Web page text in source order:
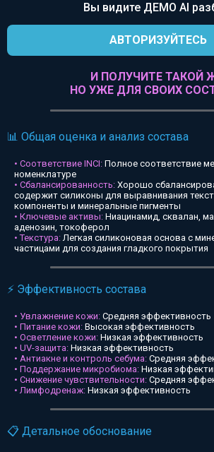
Вы видите ДЕМО AI
АВТОРИЗУЙТЕСЬ
И ПОЛУЧИТЕ ТАКОЙ
НО УЖЕ ДЛЯ СВОИХ
📊 Общая оценка и анализ состава
• Соответствие INCI: Полное соответствие
номенклатуре
• Сбалансированность: Хорошо
содержит силиконы для выравнивания
компоненты и минеральные пигменты
• Ключевые активы: Ниацинамид, сквалан,
аденозин, токоферол
• Текстура:Легкая силиконовая основа с
частицами для создания гладкого покрытия
⚡ Эффективность состава
• Увлажнение кожи: Средняя эффективность
• Питание кожи: Высокая эффективность
• Осветление кожи: Низкая эффективность
• UV-защита: Низкая эффективность
• Антиакне и контроль себума: Средняя
• Поддержание микробиома: Низкая
• Снижение чувствительности: Средняя
• Лимфодренаж: Низкая эффективность
📋 Детальное обоснование